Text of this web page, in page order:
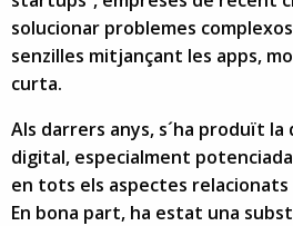
solucionar problemes
senzilles mitjançant les apps,
curta.
Als darrers anys, s´ha produït
digital, especialment
en tots els aspectes relacionats
En bona part, ha estat una